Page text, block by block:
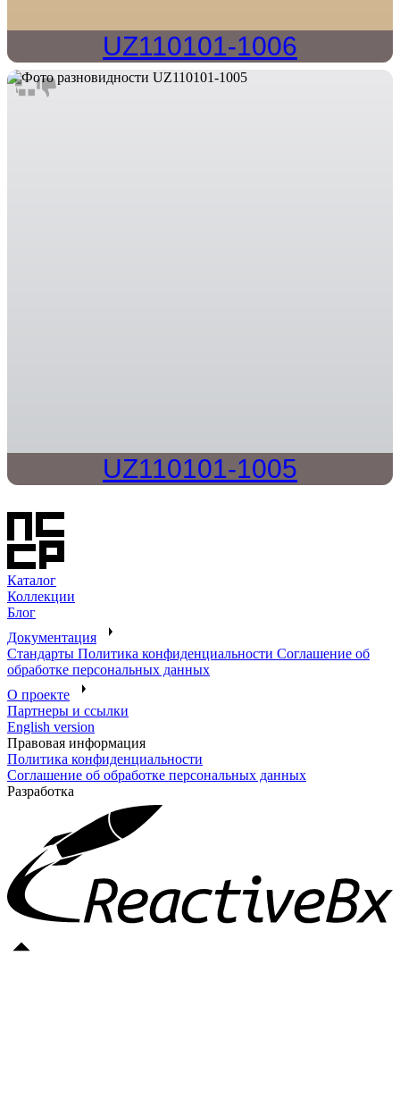
UZ110101-1006
UZ110101-1005
Каталог
Коллекции
Блог
Документация
Стандарты Политика конфиденциальности Соглашение об
обработке персональных данных
О проекте
Партнеры и ссылки
English version
Правовая информация
Политика конфиденциальности
Соглашение об обработке персональных данных
Разработка